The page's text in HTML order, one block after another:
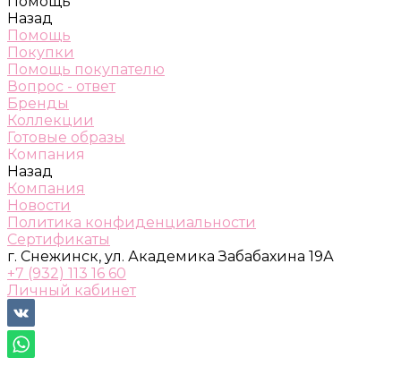
Назад
Помощь
Покупки
Помощь покупателю
Вопрос - ответ
Бренды
Коллекции
Готовые образы
Компания
Назад
Компания
Новости
Политика конфиденциальности
Сертификаты
г. Снежинск, ул. Академика Забабахина 19А
+7 (932) 113 16 60
Личный кабинет